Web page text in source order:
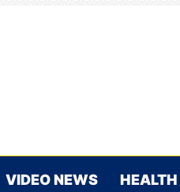
VIDEO NEWS HEALTH